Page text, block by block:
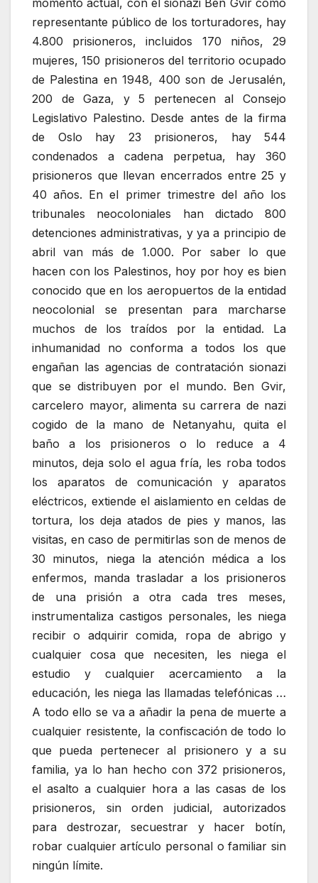
momento actual, con el sionazi Ben Gvir como
representante público de los torturadores, hay
4.800 prisioneros, incluidos 170 niños, 29
mujeres, 150 prisioneros del territorio ocupado
de Palestina en 1948, 400 son de Jerusalén,
200 de Gaza, y 5 pertenecen al Consejo
Legislativo Palestino. Desde antes de la firma
de Oslo hay 23 prisioneros, hay 544
condenados a cadena perpetua, hay 360
prisioneros que llevan encerrados entre 25 y
40 años. En el primer trimestre del año los
tribunales neocoloniales han dictado 800
detenciones administrativas, y ya a principio de
abril van más de 1.000. Por saber lo que
hacen con los Palestinos, hoy por hoy es bien
conocido que en los aeropuertos de la entidad
neocolonial se presentan para marcharse
muchos de los traídos por la entidad. La
inhumanidad no conforma a todos los que
engañan las agencias de contratación sionazi
que se distribuyen por el mundo. Ben Gvir,
carcelero mayor, alimenta su carrera de nazi
cogido de la mano de Netanyahu, quita el
baño a los prisioneros o lo reduce a 4
minutos, deja solo el agua fría, les roba todos
los aparatos de comunicación y aparatos
eléctricos, extiende el aislamiento en celdas de
tortura, los deja atados de pies y manos, las
visitas, en caso de permitirlas son de menos de
30 minutos, niega la atención médica a los
enfermos, manda trasladar a los prisioneros
de una prisión a otra cada tres meses,
instrumentaliza castigos personales, les niega
recibir o adquirir comida, ropa de abrigo y
cualquier cosa que necesiten, les niega el
estudio y cualquier acercamiento a la
educación, les niega las llamadas telefónicas …
A todo ello se va a añadir la pena de muerte a
cualquier resistente, la confiscación de todo lo
que pueda pertenecer al prisionero y a su
familia, ya lo han hecho con 372 prisioneros,
el asalto a cualquier hora a las casas de los
prisioneros, sin orden judicial, autorizados
para destrozar, secuestrar y hacer botín,
robar cualquier artículo personal o familiar sin
ningún límite.